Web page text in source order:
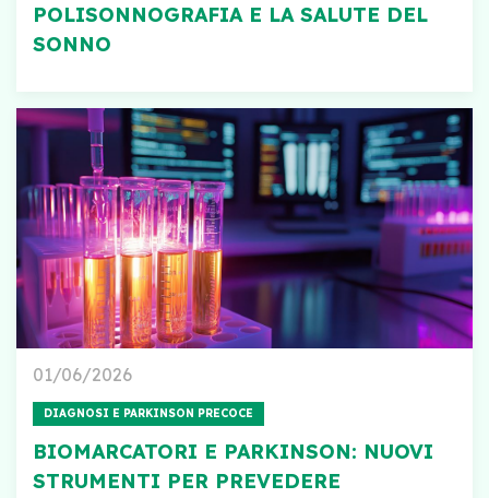
POLISONNOGRAFIA E LA SALUTE DEL
SONNO
01/06/2026
DIAGNOSI E PARKINSON PRECOCE
BIOMARCATORI E PARKINSON: NUOVI
STRUMENTI PER PREVEDERE